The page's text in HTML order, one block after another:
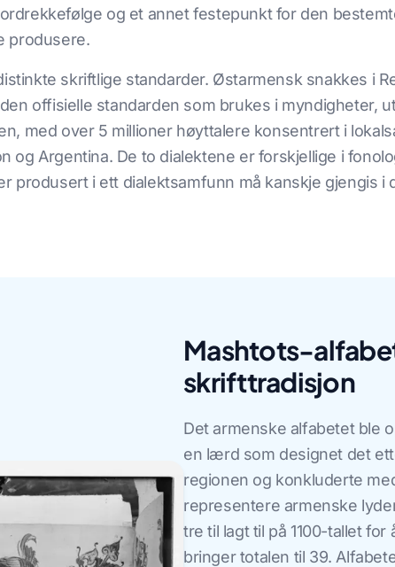
og et annet festepunkt for den
produsere.
skriftlige standarder. Østarmensk snakkes i
offisielle standarden som brukes i myndigheter,
med over 5 millioner høyttalere konsentrert i
og Argentina. De to dialektene er forskjellige i
produsert i ett dialektsamfunn må kanskje gjengis i
Mashtots-
skrifttradisjon
Det armenske alfabetet ble
en lærd som designet det
regionen og konkluderte
representere armenske
tre til lagt til på 1100-tallet
bringer totalen til 39.